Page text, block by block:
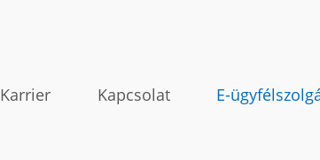
Karrier Kapcsolat E-